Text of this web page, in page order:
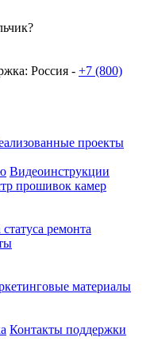
Россия - +7 (800)
проекты
Видеоинструкции
прошивок камер
ремонта
материалы
Контакты поддержки